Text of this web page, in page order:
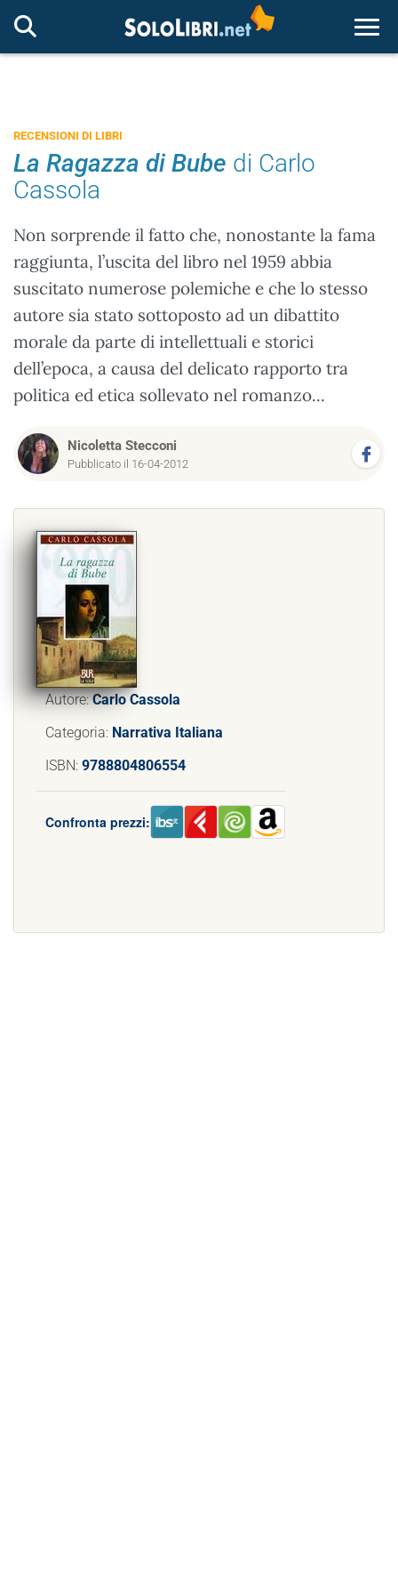
RECENSIONI DI LIBRI
La Ragazza di Bube di Carlo
Cassola
Non sorprende il fatto che, nonostante la fama
raggiunta, l’uscita del libro nel 1959 abbia
suscitato numerose polemiche e che lo stesso
autore sia stato sottoposto ad un dibattito
morale da parte di intellettuali e storici
dell’epoca, a causa del delicato rapporto tra
politica ed etica sollevato nel romanzo...
Nicoletta Stecconi
Pubblicato il 16-04-2012
Autore:Carlo Cassola
Categoria: Narrativa Italiana
ISBN: 9788804806554
Confronta prezzi: